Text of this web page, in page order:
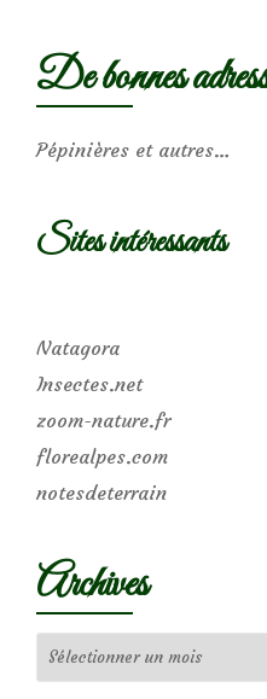
De bonnes
Pépinières et autres…
Sites intéressants
Natagora
Insectes.net
zoom-nature.fr
florealpes.com
notesdeterrain
Archives